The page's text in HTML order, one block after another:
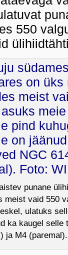
550
punane
meist vaid 550
ulatuks
ka kaugel selle
ja M4